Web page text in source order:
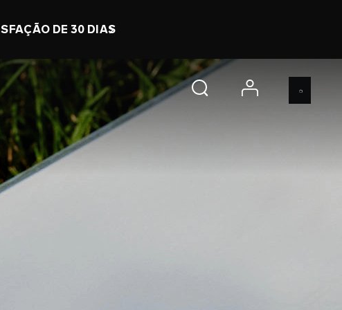
0 d 9 h 0 m 31 s COMPRE JÁ
account